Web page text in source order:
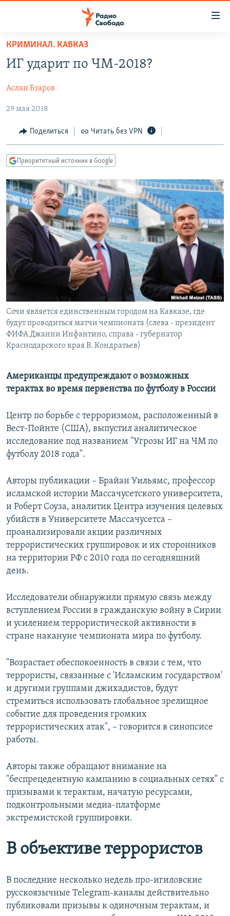
упрощенного
доступа
содержанию
Вернутся
главной
навигации
Вернутся
поиску
ПОДКАСТЫ
АВТОРСКИЕ ПРОЕКТЫ
ЦИТАТЫ СВОБОДЫ
МНЕНИЯ
КУЛЬТУРА
IDEL.РЕАЛИИ
КАВКАЗ.РЕАЛИИ
СЕВЕР.РЕАЛИИ
СИБИРЬ.РЕАЛИИ
РАСПИСАНИЕ ВЕЩАНИЯ
ПОДПИШИТЕСЬ НА РАССЫЛКУ
СОЦИАЛЬНЫЕ СЕТИ
КРИМИНАЛ. КАВКАЗ
ИГ ударит по ЧМ-2018?
Аслан Бзаров
29 мая 2018
Поделиться Читать без VPN
Приоритетный источник в Google
Сочи является единственным городом на Кавказе, где
будут проводиться матчи чемпионата (слева - президент
ФИФА Джанни Инфантино, справа - губернатор
Краснодарского края В. Кондратьев)
Американцы предупреждают о возможных
терактах во время первенства по футболу в России
Центр по борьбе с терроризмом, расположенный в
Вест-Пойнте (США), выпустил аналитическое
исследование под названием "Угрозы ИГ на ЧМ по
футболу 2018 года".
Авторы публикации – Брайан Уильямс, профессор
исламской истории Массачусетского университета,
и Роберт Соуза, аналитик Центра изучения целевых
убийств в Университете Массачусетса –
проанализировали акции различных
террористических группировок и их сторонников
на территории РФ с 2010 года по сегодняшний
день.
Исследователи обнаружили прямую связь между
вступлением России в гражданскую войну в Сирии
и усилением террористической активности в
стране накануне чемпионата мира по футболу.
"Возрастает обеспокоенность в связи с тем, что
террористы, связанные с 'Исламским государством'
и другими группами джихадистов, будут
стремиться использовать глобальное зрелищное
событие для проведения громких
террористических атак", – говорится в синопсисе
работы.
Авторы также обращают внимание на
"беспрецедентную кампанию в социальных сетях" с
призывами к терактам, начатую ресурсами,
подконтрольными медиа-платформе
экстремистской группировки.
В объективе террористов
В последние несколько недель про-игиловские
русскоязычные Telegram-каналы действительно
публиковали призывы к одиночным терактам, и